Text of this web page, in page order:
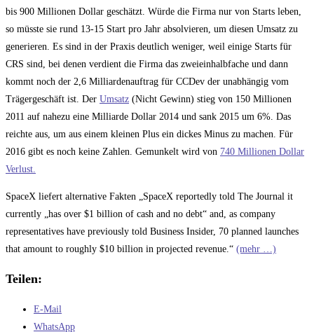
bis 900 Millionen Dollar geschätzt. Würde die Firma nur von Starts leben,
so müsste sie rund 13-15 Start pro Jahr absolvieren, um diesen Umsatz zu
generieren. Es sind in der Praxis deutlich weniger, weil einige Starts für
CRS sind, bei denen verdient die Firma das zweieinhalbfache und dann
kommt noch der 2,6 Milliardenauftrag für CCDev der unabhängig vom
Trägergeschäft ist. Der Umsatz (Nicht Gewinn) stieg von 150 Millionen
2011 auf nahezu eine Milliarde Dollar 2014 und sank 2015 um 6%. Das
reichte aus, um aus einem kleinen Plus ein dickes Minus zu machen. Für
2016 gibt es noch keine Zahlen. Gemunkelt wird von 740 Millionen Dollar
Verlust.
SpaceX liefert alternative Fakten „SpaceX reportedly told The Journal it
currently „has over $1 billion of cash and no debt“ and, as company
representatives have previously told Business Insider, 70 planned launches
that amount to roughly $10 billion in projected revenue.“ (mehr …)
Teilen:
E-Mail
WhatsApp